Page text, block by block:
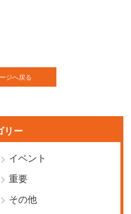
ジへ戻る
リー
イベント
重要
その他